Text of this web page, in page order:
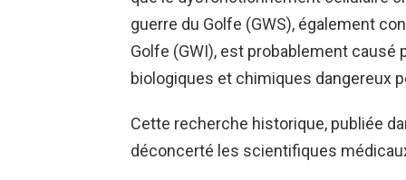
guerre du Golfe (GWS), également
Golfe (GWI), est probablement
biologiques et chimiques dangereux
Cette recherche historique, publiée
déconcerté les scientifiques